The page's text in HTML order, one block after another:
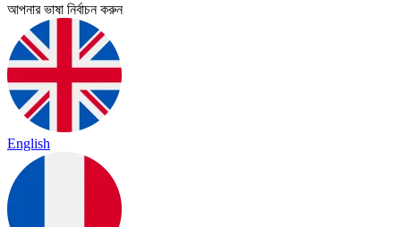
আপনার ভাষা নির্বাচন করুন
English